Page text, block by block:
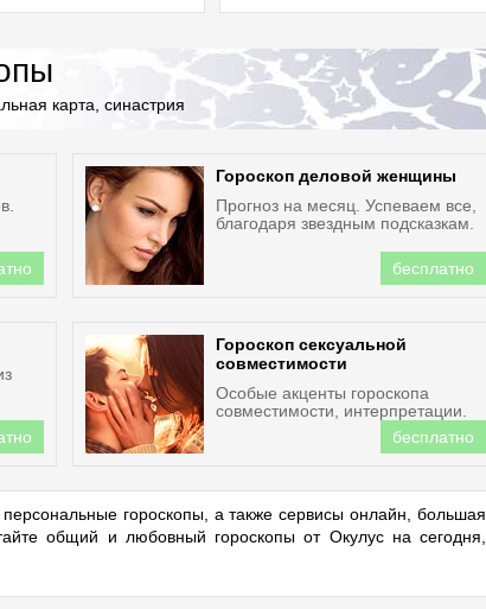
карта, синастрия
Гороскоп деловой женщины
Прогноз на месяц. Успеваем все,
благодаря звездным подсказкам.
бесплатно
Гороскоп сексуальной
совместимости
Особые акценты гороскопа
совместимости, интерпретации.
бесплатно
гороскопы, а также сервисы онлайн, большая
общий и любовный гороскопы от Окулус на сегодня,